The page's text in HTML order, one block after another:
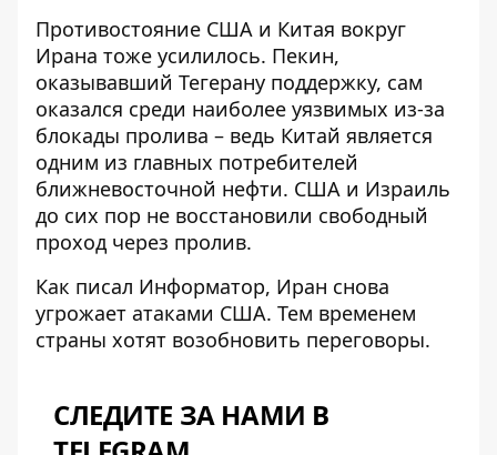
Противостояние США и Китая вокруг
Ирана тоже усилилось. Пекин,
оказывавший Тегерану поддержку, сам
оказался среди наиболее уязвимых из-за
блокады пролива – ведь Китай является
одним из главных потребителей
ближневосточной нефти. США и Израиль
до сих пор не восстановили свободный
проход через пролив.
Как писал Информатор, Иран снова
угрожает атаками США. Тем временем
страны хотят возобновить переговоры.
СЛЕДИТЕ ЗА НАМИ В